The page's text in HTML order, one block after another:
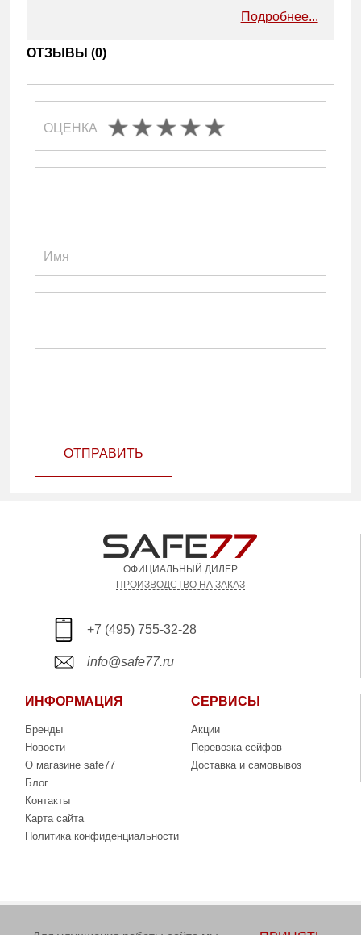
Подробнее...
ОТЗЫВЫ (0)
ОЦЕНКА
ОТПРАВИТЬ
ОФИЦИАЛЬНЫЙ ДИЛЕР
ПРОИЗВОДСТВО НА ЗАКАЗ
+7 (495) 755-32-28
info@safe77.ru
ИНФОРМАЦИЯ
Бренды
Новости
О магазине safe77
Блог
Контакты
Карта сайта
Политика конфиденциальности
СЕРВИСЫ
Акции
Перевозка сейфов
Доставка и самовывоз
Copyright © 2006-2026. Интернет-магазин сейфов